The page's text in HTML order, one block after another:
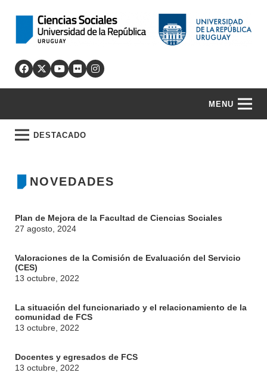
MENU
DESTACADO
NOVEDADES
Plan de Mejora de la Facultad de Ciencias Sociales
27 agosto, 2024
Valoraciones de la Comisión de Evaluación del Servicio
(CES)
13 octubre, 2022
La situación del funcionariado y el relacionamiento de la
comunidad de FCS
13 octubre, 2022
Docentes y egresados de FCS
13 octubre, 2022